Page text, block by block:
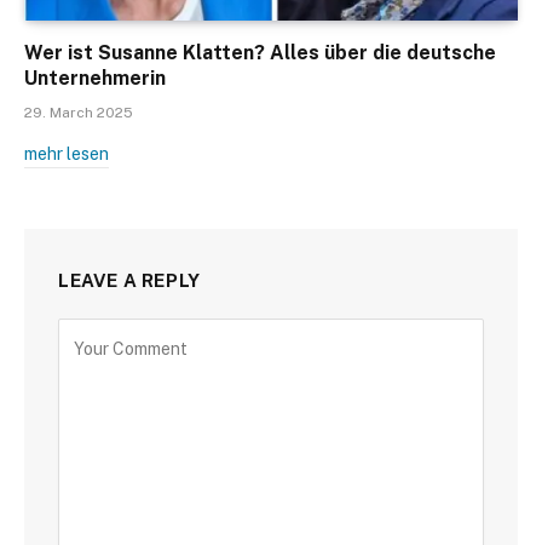
Wer ist Susanne Klatten? Alles über die deutsche
Unternehmerin
29. March 2025
mehr lesen
LEAVE A REPLY